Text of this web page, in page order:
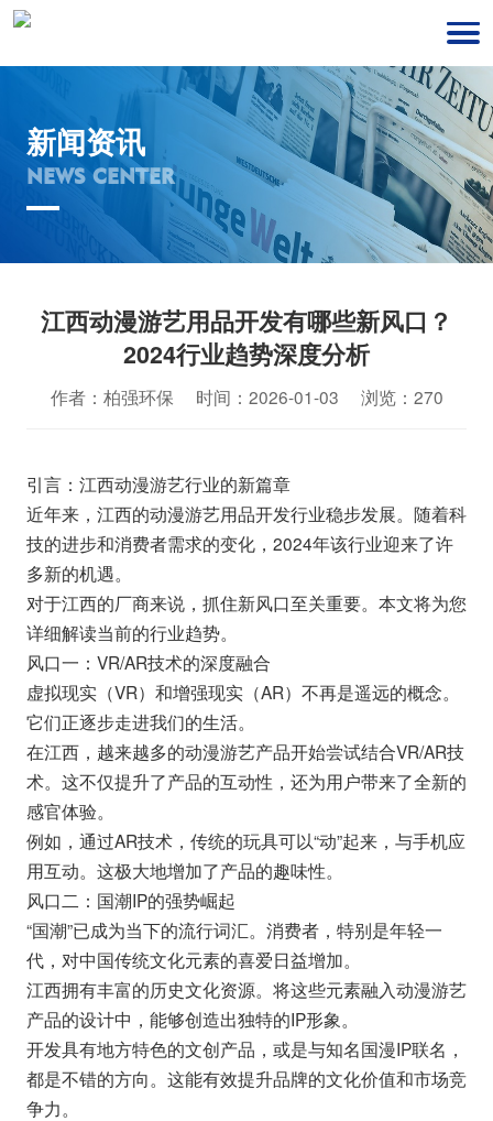
新闻资讯
NEWS CENTER
江西动漫游艺用品开发有哪些新风口？
2024行业趋势深度分析
作者：柏强环保 时间：2026-01-03 浏览：270
引言：江西动漫游艺行业的新篇章
近年来，江西的动漫游艺用品开发行业稳步发展。随着科
技的进步和消费者需求的变化，2024年该行业迎来了许
多新的机遇。
对于江西的厂商来说，抓住新风口至关重要。本文将为您
详细解读当前的行业趋势。
风口一：VR/AR技术的深度融合
虚拟现实（VR）和增强现实（AR）不再是遥远的概念。
它们正逐步走进我们的生活。
在江西，越来越多的动漫游艺产品开始尝试结合VR/AR技
术。这不仅提升了产品的互动性，还为用户带来了全新的
感官体验。
例如，通过AR技术，传统的玩具可以“动”起来，与手机应
用互动。这极大地增加了产品的趣味性。
风口二：国潮IP的强势崛起
“国潮”已成为当下的流行词汇。消费者，特别是年轻一
代，对中国传统文化元素的喜爱日益增加。
江西拥有丰富的历史文化资源。将这些元素融入动漫游艺
产品的设计中，能够创造出独特的IP形象。
开发具有地方特色的文创产品，或是与知名国漫IP联名，
都是不错的方向。这能有效提升品牌的文化价值和市场竞
争力。